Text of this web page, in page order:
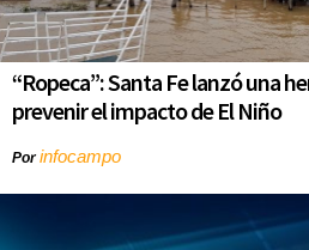
“Ropeca”: Santa Fe lanzó una
prevenir el impacto de El Niño
Porinfocampo